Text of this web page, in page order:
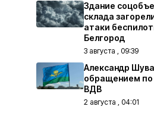
Здание
склада
атаки
Белгород
3 августа , 09:39
Александр
обращением по
ВДВ
2 августа , 04:01